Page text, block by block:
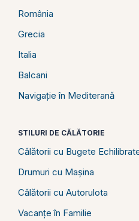
România
Grecia
Italia
Balcani
Navigație în Mediterană
STILURI DE CĂLĂTORIE
Călătorii cu Bugete
Drumuri cu Mașina
Călătorii cu Autorulota
Vacanțe în Familie